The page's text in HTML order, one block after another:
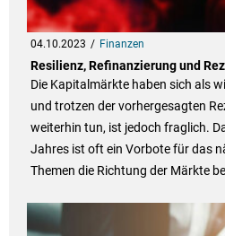
04.10.2023 Finanzen
Resilienz, Refinanzierung und
Die Kapitalmärkte haben sich als
und trotzen der vorhergesagten
weiterhin tun, ist jedoch fraglich.
Jahres ist oft ein Vorbote für das
Themen die Richtung der Märkte